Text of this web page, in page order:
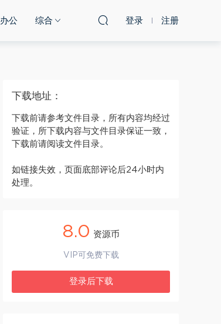
办公 综合 登录 注册
下载地址：
下载前请参考文件目录，所有内容均经过
验证，所下载内容与文件目录保证一致，
下载前请阅读文件目录。
如链接失效，页面底部评论后24小时内
处理。
8.0 资源币
VIP可免费下载
登录后下载